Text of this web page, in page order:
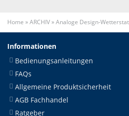
Home »ARCHIV»Analoge Design-
Informationen
Bedienungsanleitungen
FAQs
Allgemeine Produktsicherheit
AGB Fachhandel
Ratgeber